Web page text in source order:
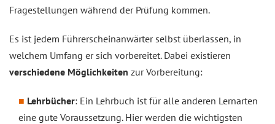
Fragestellungen während der Prüfung kommen.
Es ist jedem Führerscheinanwärter selbst überlassen, in
welchem Umfang er sich vorbereitet. Dabei existieren
verschiedene Möglichkeiten zur Vorbereitung:
Lehrbücher: Ein Lehrbuch ist für alle anderen Lernarten
eine gute Voraussetzung. Hier werden die wichtigsten